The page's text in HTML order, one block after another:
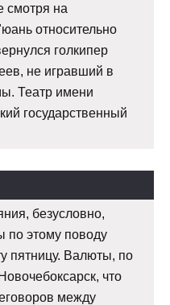
смотря на
относительно
голкипер
не игравший в
Театр имени
государственный
безусловно,
по этому поводу
пятницу. Валюты, по
что
между